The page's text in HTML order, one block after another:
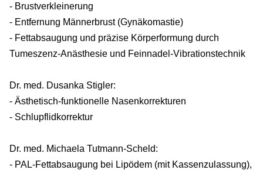
- Brustverkleinerung
- Entfernung Männerbrust (Gynäkomastie)
- Fettabsaugung und präzise Körperformung durch
Tumeszenz-Anästhesie und Feinnadel-Vibrationstechnik
Dr. med. Dusanka Stigler:
- Ästhetisch-funktionelle Nasenkorrekturen
- Schlupflidkorrektur
Dr. med. Michaela Tutmann-Scheld:
- PAL-Fettabsaugung bei Lipödem (mit Kassenzulassung),